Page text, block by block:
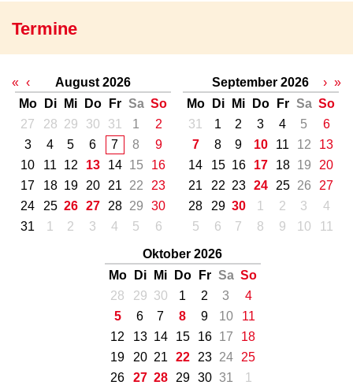
Termine
« ‹
August 2026
Mo
Di Mi Do Fr Sa So
27
28 29 30 31 1
2
3
4 5 6 7 8
9
10
11 12 13 14 15
16
17
18 19 20 21 22
23
24
25 26 27 28 29
30
31
1 2 3 4 5 6
September 2026
Mo
Di Mi Do Fr Sa So
31
1 2 3 4 5
6
7
8 9 10 11 12
13
14
15 16 17 18 19
20
21
22 23 24 25 26
27
28
29 30 1 2 3
4
5
6 7 8 9 10 11
Oktober 2026
Mo
Di Mi Do Fr Sa So
28
29 30 1 2 3
4
5
6 7 8 9 10
11
12
13 14 15 16 17
18
19
20 21 22 23 24
25
26
27 28 29 30 31
1
› »